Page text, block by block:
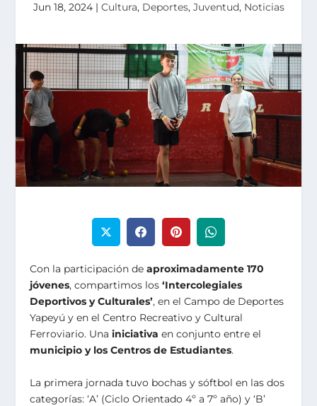
Jun 18, 2024| Cultura, Deportes, Juventud, Noticias
Con la participación deaproximadamente 170
jóvenes, compartimos los‘Intercolegiales
Deportivos y Culturales’, en el Campo de Deportes
Yapeyú y en el Centro Recreativo y Cultural
Ferroviario. Unainiciativaen conjunto entre el
municipio y los Centros de Estudiantes.
La primera jornada tuvo bochas y sóftbol en las dos
categorías: ‘A’ (Ciclo Orientado 4º a 7º año) y ‘B’